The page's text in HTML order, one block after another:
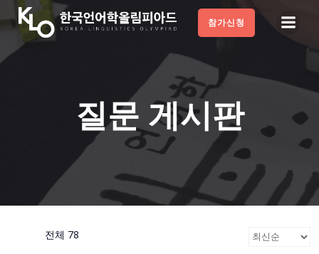
Skip
to
content
참가신청
질문 게시판
전체 78